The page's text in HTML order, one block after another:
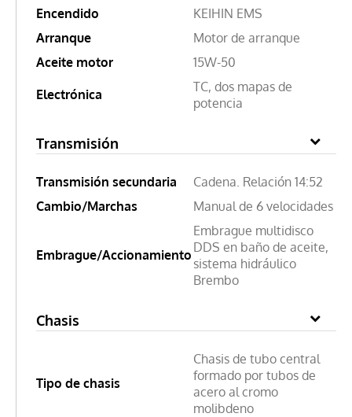
Encendido
KEIHIN EMS
Arranque
Motor de arranque
Aceite motor
15W-50
Electrónica
TC, dos mapas de
potencia
Transmisión
Transmisión secundaria
Cadena. Relación 14:52
Cambio/Marchas
Manual de 6 velocidades
Embrague/Accionamiento
Embrague multidisco
DDS en baño de aceite,
sistema hidráulico
Brembo
Chasis
Tipo de chasis
Chasis de tubo central
formado por tubos de
acero al cromo
molibdeno